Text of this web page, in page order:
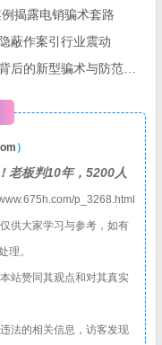
揭露电销骗术套路
蔽作案引行业震动
）
老板判10年，5200人
p_3268.html
供大家学习与参考，如有
理。
站赞同其观点和对其真实
法的相关信息，访客发现